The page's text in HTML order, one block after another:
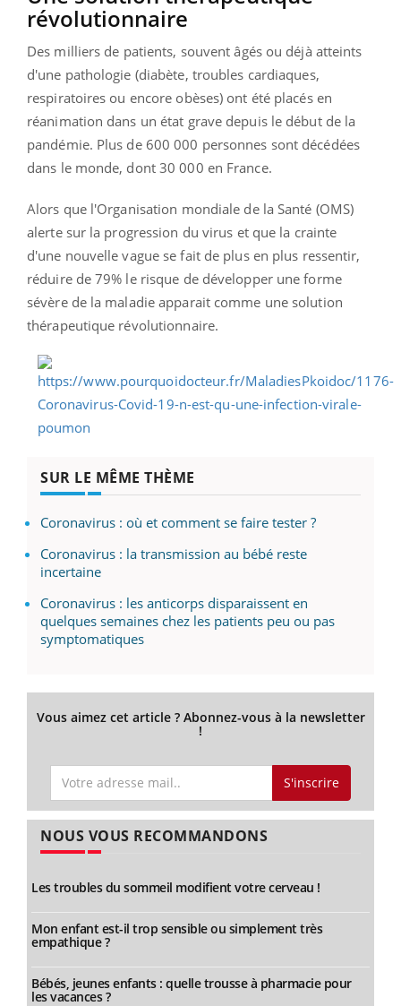
révolutionnaire
Des milliers de patients, souvent âgés ou déjà atteints
d'une pathologie (diabète, troubles cardiaques,
respiratoires ou encore obèses) ont été placés en
réanimation dans un état grave depuis le début de la
pandémie. Plus de 600 000 personnes sont décédées
dans le monde, dont 30 000 en France.
Alors que l'Organisation mondiale de la Santé (OMS)
alerte sur la progression du virus et que la crainte
d'une nouvelle vague se fait de plus en plus ressentir,
réduire de 79% le risque de développer une forme
sévère de la maladie apparait comme une solution
thérapeutique révolutionnaire.
SUR LE MÊME THÈME
Coronavirus : où et comment se faire tester ?
Coronavirus : la transmission au bébé reste
incertaine
Coronavirus : les anticorps disparaissent en
quelques semaines chez les patients peu ou pas
symptomatiques
Vous aimez cet article ? Abonnez-vous à la newsletter
!
S'inscrire
NOUS VOUS RECOMMANDONS
Les troubles du sommeil modifient votre cerveau !
Mon enfant est-il trop sensible ou simplement très
empathique ?
Bébés, jeunes enfants : quelle trousse à pharmacie pour
les vacances ?